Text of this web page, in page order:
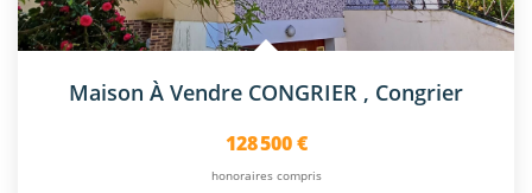
Maison À Vendre CONGRIER , Congrier
128 500 €
honoraires compris